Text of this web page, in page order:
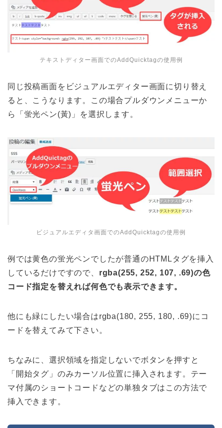
テキストディター画面でのAddQuicktagの使用例
同じ投稿画面をビジュアルエディター画面に切り替え
ると、こうなります。この場合プルダウンメニューか
ら「蛍光ペン(黃)」を選択します。
ビジュアルエディタ画面でのAddQuicktagの使用例
例では黄色の蛍光ペンでしたが普通のHTMLタグを挿入
しているだけですので、 rgba(255, 252, 107, .69)の色
コード指定を替えれば何色でも表示できます。
他にも緑にしたい場合はrgba(180, 255, 180, .69)にコ
ードを替えてみて下さい。
ちなみに、選択領域を指定しないでボタンを押すと
「開始タグ」のみカーソル位置に挿入されます。テー
マ付属のショートコードなどの単独タブはこの方法で
挿入できます。